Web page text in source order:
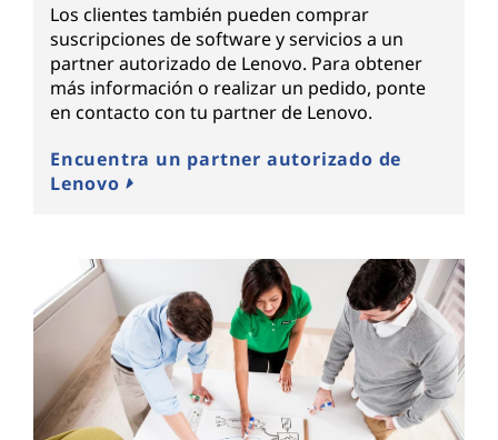
Los clientes también pueden comprar
suscripciones de software y servicios a un
partner autorizado de Lenovo. Para obtener
más información o realizar un pedido, ponte
en contacto con tu partner de Lenovo.
Encuentra un partner autorizado de
Lenovo